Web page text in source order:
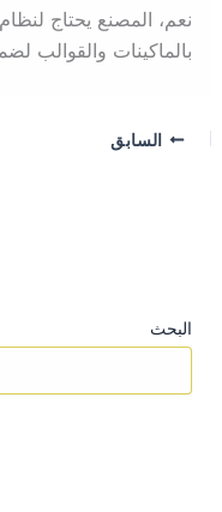
نعم، المصنع يحتاج
بالماكينات والقوالب
السابق
البحث